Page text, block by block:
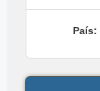
País: